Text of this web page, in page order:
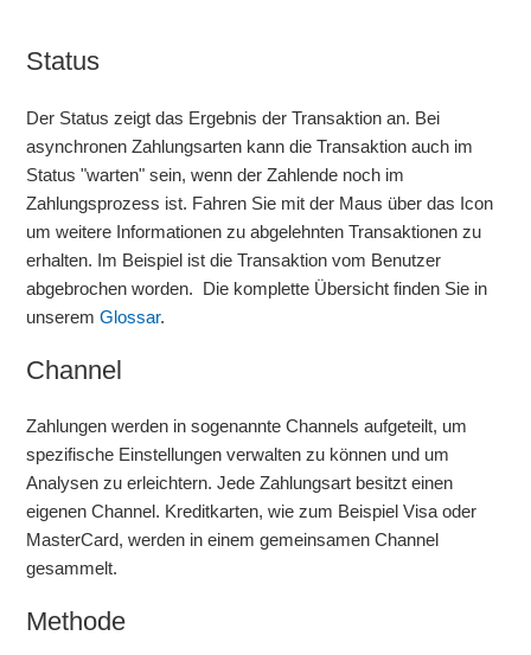
Was bedeutet der Transaktionsstatus?
Wie funktioniert die Einstellung "Zeitraum" in der
Transaktionssuche?
Wie werden Rückabwicklungen zu den Bezahlverfahren
vorgenommen? Welche Möglichkeiten hierzu gibt es?
Was ist der Unterschied zwischen einer Rückerstattung
(Reversal)?
Weitere anzeigen
Status
Der Status zeigt das Ergebnis der Transaktion an. Bei
asynchronen Zahlungsarten kann die Transaktion auch im
Status "warten" sein, wenn der Zahlende noch im
Zahlungsprozess ist. Fahren Sie mit der Maus über das Icon
um weitere Informationen zu abgelehnten Transaktionen zu
erhalten. Im Beispiel ist die Transaktion vom Benutzer
abgebrochen worden. Die komplette Übersicht finden Sie in
unseremGlossar.
Channel
Zahlungen werden in sogenannte Channels aufgeteilt, um
spezifische Einstellungen verwalten zu können und um
Analysen zu erleichtern. Jede Zahlungsart besitzt einen
eigenen Channel. Kreditkarten, wie zum Beispiel Visa oder
MasterCard, werden in einem gemeinsamen Channel
gesammelt.
Methode